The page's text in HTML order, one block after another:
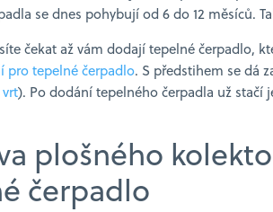
se dnes pohybují od 6 do 12 měsíců.
čekat až vám dodají tepelné čerpadlo,
pro tepelné čerpadlo. S předstihem se dá
vrt). Po dodání tepelného čerpadla už stačí
plošného
čerpadlo